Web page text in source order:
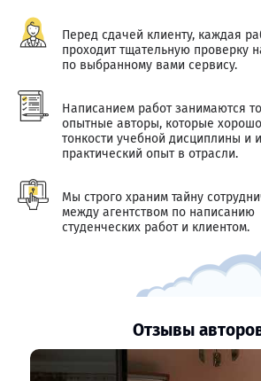
Перед сдачей клиенту, каждая
проходит тщательную проверку
по выбранному вами сервису.
Написанием работ занимаются
опытные авторы, которые
тонкости учебной дисциплины и
практический опыт в отрасли.
Мы строго храним тайну
между агентством по написанию
студенческих работ и клиентом.
Отзывы